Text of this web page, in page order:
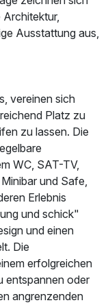
Ausstattung aus,
vereinen sich
Platz zu
zu lassen. Die
WC, SAT-TV,
und Safe,
Erlebnis
und schick"
und einen
Die
erfolgreichen
entspannen oder
angrenzenden